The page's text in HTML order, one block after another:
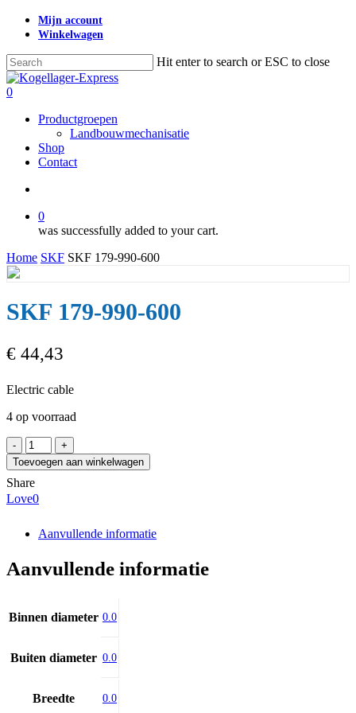
Skip
content
Mijn account
Winkelwagen
Hit enter to search or ESC to close
Close
Search
search
0
Productgroepen
Landbouwmechanisatie
Shop
Contact
0
was successfully added to your cart.
Home SKF SKF 179-990-600
SKF 179-990-600
€ 44,43
Electric cable
4 op voorraad
SKF
179-
990-
600
aantal
Toevoegen aan winkelwagen
Share
Love0
Aanvullende informatie
Aanvullende informatie
Binnen diameter 0.0
Buiten diameter 0.0
Breedte 0.0